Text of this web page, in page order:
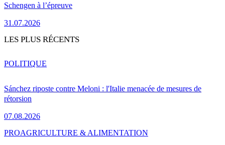
Schengen à l’épreuve
31.07.2026
LES PLUS RÉCENTS
Sánchez riposte contre Meloni : l'Italie menacée de mesures de
rétorsion
07.08.2026
POLITIQUE
PROAGRICULTURE & ALIMENTATION